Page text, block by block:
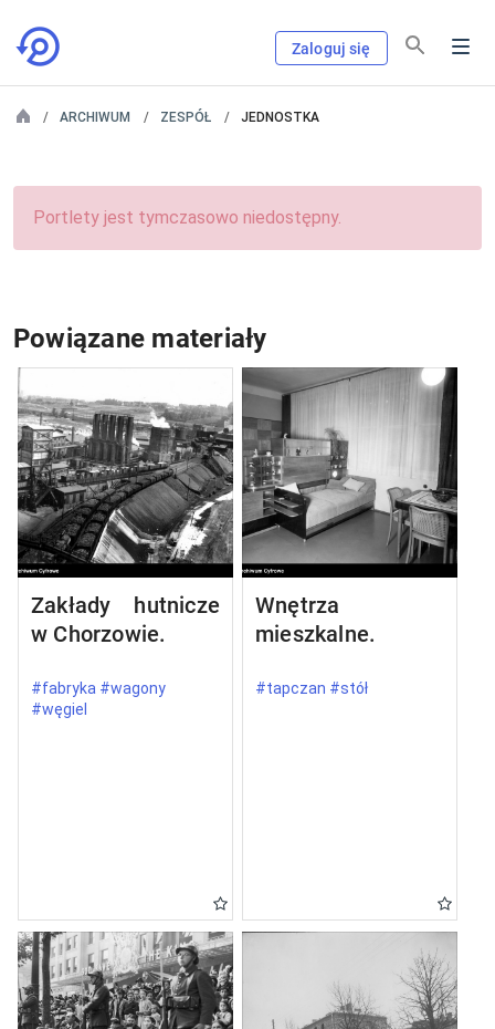
Zaloguj się
ARCHIWUM ZESPÓŁ JEDNOSTKA
Portlety jest tymczasowo niedostępny.
Powiązane materiały
Zakłady hutnicze
w Chorzowie.
#fabryka #wagony
#węgiel
Wnętrza
mieszkalne.
#tapczan #stół